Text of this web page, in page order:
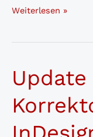
Rundum
Duden
CC
17
für
Weiterlesen »